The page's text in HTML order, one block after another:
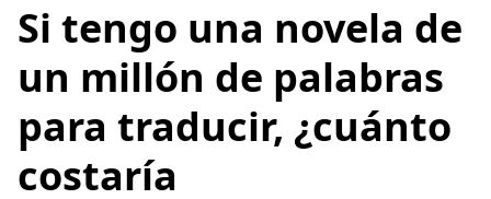
Si tengo una novela de
un millón de palabras
para traducir, ¿cuánto
costaría